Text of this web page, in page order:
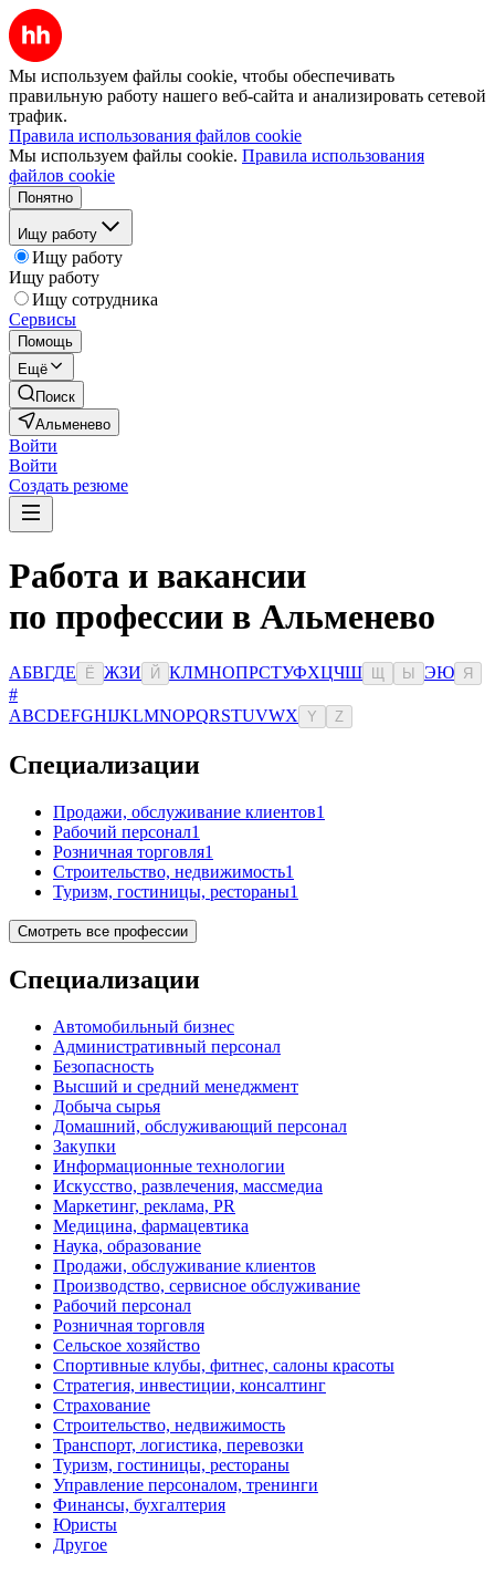
Мы используем файлы cookie, чтобы обеспечивать
правильную работу нашего веб-сайта и анализировать сетевой
трафик.
Правила использования файлов cookie
Мы используем файлы cookie. Правила использования
файлов cookie
Понятно
Ищу работу
Ищу работу
Ищу работу
Ищу сотрудника
Сервисы
Помощь
Ещё
Поиск
Альменево
Войти
Войти
Создать резюме
Работа и вакансии
по профессии в Альменево
АБВГДЕ Ё ЖЗИ Й КЛМНОПРСТУФХЦЧШ Ы ЭЮ Я
#
ABCDEFGHIJKLMNOPQRSTUVWX Y Z
Специализации
Продажи, обслуживание клиентов1
Рабочий персонал1
Розничная торговля1
Строительство, недвижимость1
Туризм, гостиницы, рестораны1
Смотреть все профессии
Специализации
Автомобильный бизнес
Административный персонал
Безопасность
Высший и средний менеджмент
Добыча сырья
Домашний, обслуживающий персонал
Закупки
Информационные технологии
Искусство, развлечения, массмедиа
Маркетинг, реклама, PR
Медицина, фармацевтика
Наука, образование
Продажи, обслуживание клиентов
Производство, сервисное обслуживание
Рабочий персонал
Розничная торговля
Сельское хозяйство
Спортивные клубы, фитнес, салоны красоты
Стратегия, инвестиции, консалтинг
Страхование
Строительство, недвижимость
Транспорт, логистика, перевозки
Туризм, гостиницы, рестораны
Управление персоналом, тренинги
Финансы, бухгалтерия
Юристы
Другое